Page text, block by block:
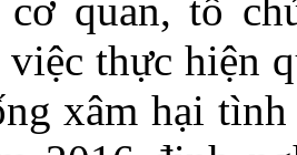
cơ quan, tổ
thực hiện
xâm hại